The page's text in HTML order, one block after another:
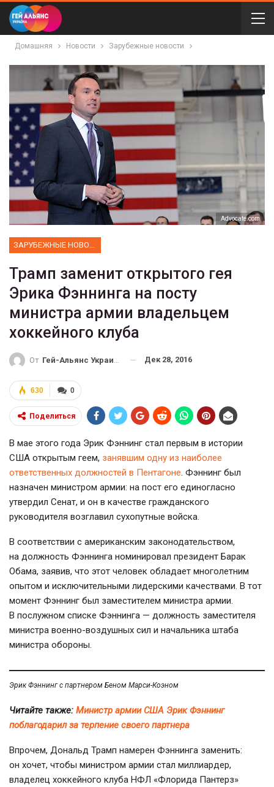
Домашняя Новости Зарубежные новости
Аdvocate.com
ЗАРУБЕЖНЫЕ НОВОСТИ
Трамп заменит открытого гея
Эрика Фэннинга на посту
министра армии владельцем
хоккейного клуба
От Гей-Альянс Украина Дек 28, 2016
0
630
Поделиться
В мае этого года Эрик Фэннинг стал первым в истории
США открытым геем, занявшим одну из наиболее
ответственных должностей в Пентагоне. Фэннинг был
назначен министром армии: на пост его единогласно
утвердил Сенат, и он в качестве гражданского
руководителя возглавил сухопутные войска.
В соответствии с американским законодательством,
на должность Фэннинга номинировал президент Барак
Обама, заявив, что этот человек обладает многолетним
опытом и исключительными лидерскими качествами. В тот
момент Фэннинг был заместителем министра армии.
В послужном списке Фэннинга — должность заместителя
министра военно-воздушных сил и начальника штаба
министра обороны.
Эрик Фэннинг с партнером Беном Марси-Коэном
Читайте также: Министр армии США Эрик Фэннинг
поблагодарил за терпение своего партнера
Впрочем, Дональд Трамп намерен Фэннинга заменить:
он хочет, чтобы министром армии стал миллиардер,
владелец хоккейного клуба НФЛ «Флорида Пантерз»